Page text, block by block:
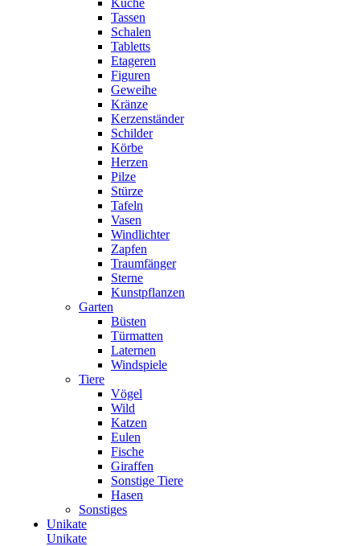
Küche
Tassen
Schalen
Tabletts
Etageren
Figuren
Geweihe
Kränze
Kerzenständer
Schilder
Körbe
Herzen
Pilze
Stürze
Tafeln
Vasen
Windlichter
Zapfen
Traumfänger
Sterne
Kunstpflanzen
Garten
Büsten
Türmatten
Laternen
Windspiele
Tiere
Vögel
Wild
Katzen
Eulen
Fische
Giraffen
Sonstige Tiere
Hasen
Sonstiges
Unikate
Unikate